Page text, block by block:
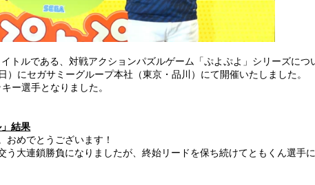
トルである、対戦アクションパズルゲーム「ぷよぷよ」シリーズにつ
にセガサミーグループ本社（東京・品川）にて開催いたしました。
ー選手となりました。
結果
めでとうございます！
大連鎖勝負になりましたが、終始リードを保ち続けてともくん選手